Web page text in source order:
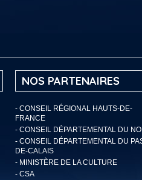
NOS PARTENAIRES
- CONSEIL RÉGIONAL HAUTS-DE-
FRANCE
- CONSEIL DÉPARTEMENTAL DU
- CONSEIL DÉPARTEMENTAL DU
DE-CALAIS
- MINISTÈRE DE LA CULTURE
- CSA